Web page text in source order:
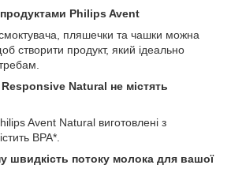
Philips Avent
пляшечки та чашки можна
створити продукт, який ідеально
Natural не містять
Avent Natural виготовлені з
BPA*.
швидкість потоку молока для вашої